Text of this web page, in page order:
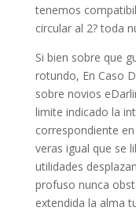
tenemos
circular al 2? toda
Si bien sobre que
rotundo, En Caso
sobre novios
limite indicado la
correspondiente
veras igual que se
utilidades
profuso nunca
extendida la alma